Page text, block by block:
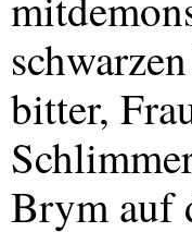
bitter,
Brym auf